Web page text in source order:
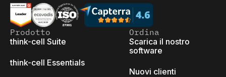
Prodotto
think-cell Suite
think-cell Essentials
Ordina
Scarica il nostro
software
Nuovi clienti